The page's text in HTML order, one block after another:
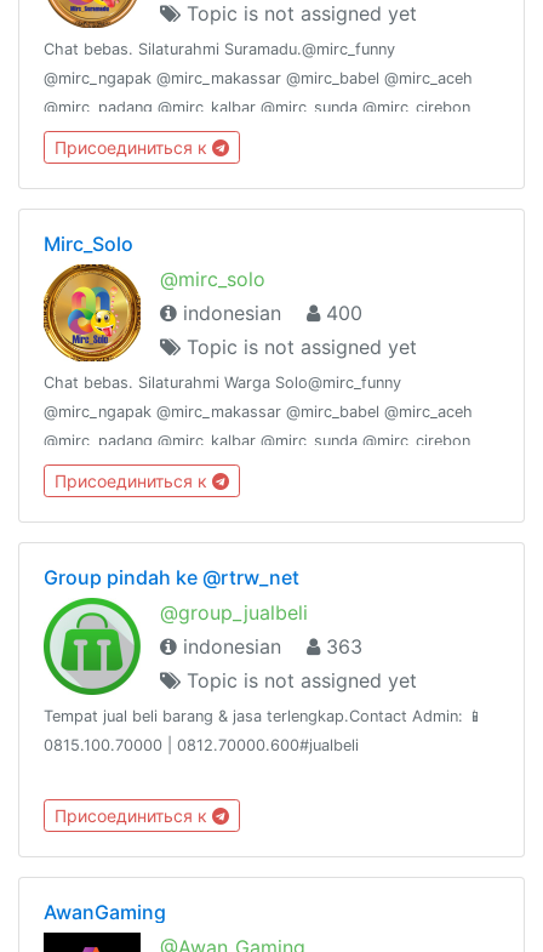
Topic is not assigned yet
Chat bebas. Silaturahmi Suramadu.@mirc_funny
@mirc_ngapak @mirc_makassar @mirc_babel @mirc_aceh
@mirc_padang @mirc_kalbar @mirc_sunda @mirc_cirebon
@mirc_sukabumi @mirc_joglosemar @mirc_bekasi
@mirc_pekanbaru @mirc_jogja @mirc_ambon
@mirc_surabaya
Присоединиться к
Mirc_Solo
@mirc_solo
indonesian
400
Topic is not assigned yet
Chat bebas. Silaturahmi Warga Solo@mirc_funny
@mirc_ngapak @mirc_makassar @mirc_babel @mirc_aceh
@mirc_padang @mirc_kalbar @mirc_sunda @mirc_cirebon
@mirc_sukabumi @mirc_suramadu @mirc_joglosemar
@mirc_bekasi @mirc_pekanbaru @mirc_jogja @mirc_ambon
Semar
Присоединиться к
Group pindah ke @rtrw_net
@group_jualbeli
indonesian
363
Topic is not assigned yet
Tempat jual beli barang & jasa terlengkap.Contact Admin: 📱
0815.100.70000 | 0812.70000.600#jualbeli
Присоединиться к
AwanGaming
@Awan_Gaming